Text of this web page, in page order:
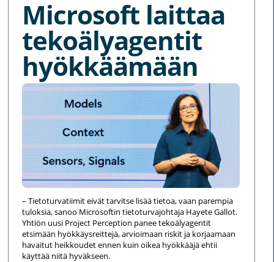
Microsoft laittaa
tekoälyagentit
hyökkäämään
– Tietoturvatiimit eivät tarvitse lisää tietoa, vaan parempia
tuloksia, sanoo Microsoftin tietoturvajohtaja Hayete Gallot.
Yhtiön uusi Project Perception panee tekoälyagentit
etsimään hyökkäysreittejä, arvioimaan riskit ja korjaamaan
havaitut heikkoudet ennen kuin oikea hyökkääjä ehtii
käyttää niitä hyväkseen.